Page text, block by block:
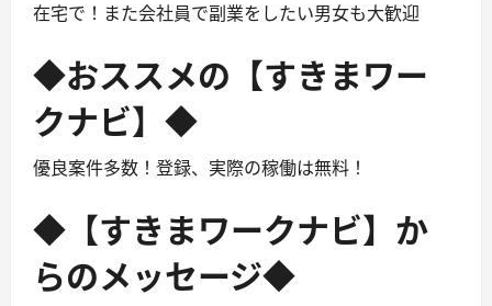
在宅で！また会社員で副業をしたい男女も大歓迎
◆おススメの【すきまワー
クナビ】◆
優良案件多数！登録、実際の稼働は無料！
◆【すきまワークナビ】か
らのメッセージ◆